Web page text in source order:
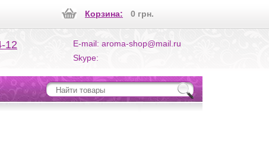
Корзина: 0 грн.
12
E-mail: aroma-shop@mail.ru
Skype: